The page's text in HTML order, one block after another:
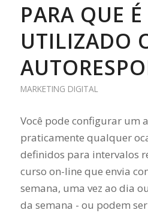
PARA QUE É
UTILIZADO
MARKETING DIGITAL
Você pode configurar um
praticamente qualquer
definidos para intervalos
curso on-line que envia
semana, uma vez ao dia
da semana - ou podem